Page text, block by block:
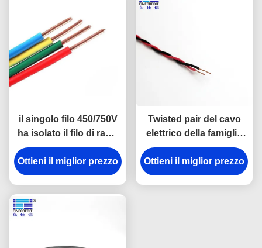
il singolo filo 450/750V
ha isolato il filo di rame
H07V K ccc elencato
Ottieni il miglior prezzo
Twisted pair del cavo
elettrico della famiglia
del centro di 0.6/1KV
Rvs 2
Ottieni il miglior prezzo